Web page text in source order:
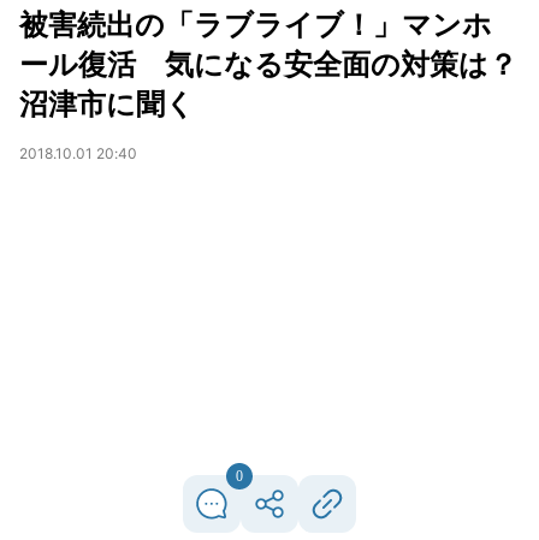
被害続出の「ラブライブ！」マンホ
ール復活 気になる安全面の対策は？
沼津市に聞く
2018.10.01 20:40
0